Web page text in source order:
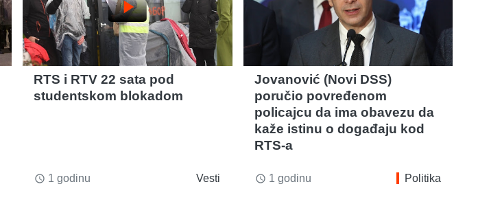
play_arrow
RTS i RTV 22 sata pod
studentskom blokadom
access_time 1 godinu Vesti
Jovanović (Novi DSS)
poručio povređenom
policajcu da ima obavezu da
kaže istinu o događaju kod
RTS-a
access_time 1 godinu Politika